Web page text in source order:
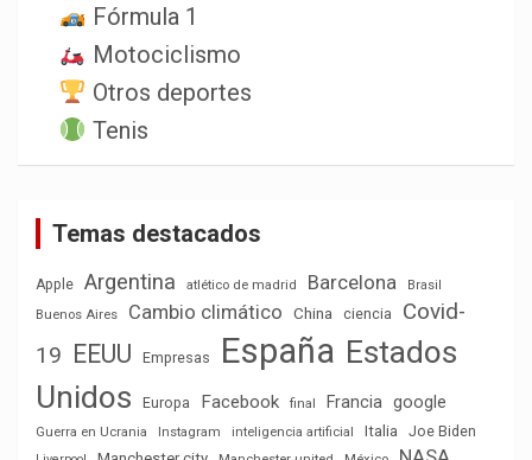
Fórmula 1
Motociclismo
Otros deportes
Tenis
Temas destacados
Apple Argentina atlético de madrid Barcelona
Brasil
Buenos Aires
Cambio climático China ciencia
Covid-
19 EEUU Empresas España Estados
Unidos
Europa Facebook final Francia google
Guerra en Ucrania Instagram inteligencia artificial Italia Joe Biden